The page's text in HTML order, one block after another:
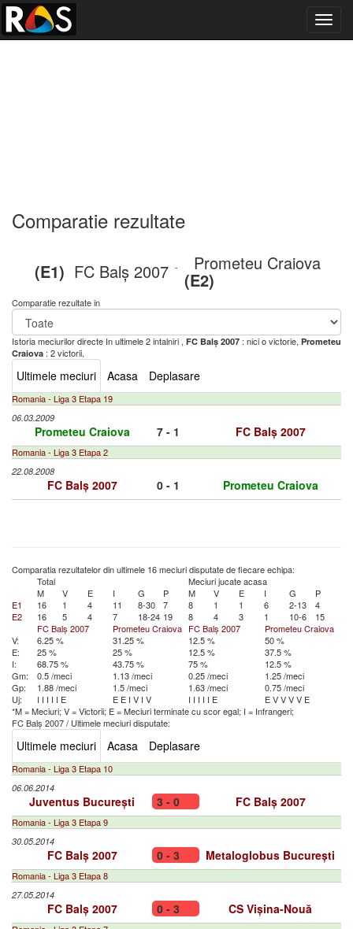
Comparatie rezultate
(E1) FC Balș 2007 - Prometeu Craiova
(E2)
Comparatie rezultate in
Istoria meciurilor directe In ultimele 2 intalniri , FC Balș 2007 : nici o victorie, Prometeu
Craiova : 2 victorii,
Ultimele meciuri Acasa Deplasare
Romania - Liga 3 Etapa 19
06.03.2009
Prometeu Craiova 7 - 1 FC Balș 2007
Romania - Liga 3 Etapa 2
22.08.2008
FC Balș 2007 0 - 1 Prometeu Craiova
Comparatia rezultatelor din ultimele 16 meciuri disputate de fiecare echipa:
Total
Meciuri jucate acasa
M
V E I G P M V E I G
P
E1
16 1 4 11 8-30 7 8 1 1 6 2-13
4
E2
16 5 4 7 18-24 19 8 4 3 1 10-6
15
FC Balș 2007
Prometeu Craiova FC Balș 2007
Prometeu Craiova
V:
6.25 % 31.25 % 12.5 %
50 %
E:
25 % 25 % 12.5 %
37.5 %
I:
68.75 % 43.75 % 75 %
12.5 %
Gm:
0.5 /meci 1.13 /meci 0.25 /meci
1.25 /meci
Gp:
1.88 /meci 1.5 /meci 1.63 /meci
0.75 /meci
Uj:
I I I I I E E E I V I V I I I I I E EVVVV E
*M = Meciuri; V = Victorii; E = Meciuri terminate cu scor egal; I = Infrangeri;
FC Balș 2007/ Ultimele meciuri disputate:
Ultimele meciuri Acasa Deplasare
Romania - Liga 3 Etapa 10
06.06.2014
Juventus București 3 - 0 FC Balș 2007
Romania - Liga 3 Etapa 9
30.05.2014
FC Balș 2007 0 - 3 Metaloglobus București
Romania - Liga 3 Etapa 8
27.05.2014
FC Balș 2007 0 - 3 CS Vișina-Nouă